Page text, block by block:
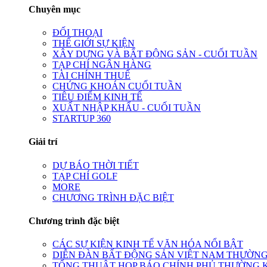
Chuyên mục
ĐỐI THOẠI
THẾ GIỚI SỰ KIỆN
XÂY DỰNG VÀ BẤT ĐỘNG SẢN - CUỐI TUẦN
TẠP CHÍ NGÂN HÀNG
TÀI CHÍNH THUẾ
CHỨNG KHOÁN CUỐI TUẦN
TIÊU ĐIỂM KINH TẾ
XUẤT NHẬP KHẨU - CUỐI TUẦN
STARTUP 360
Giải trí
DỰ BÁO THỜI TIẾT
TẠP CHÍ GOLF
MORE
CHƯƠNG TRÌNH ĐẶC BIỆT
Chương trình đặc biệt
CÁC SỰ KIỆN KINH TẾ VĂN HÓA NỔI BẬT
DIỄN ĐÀN BẤT ĐỘNG SẢN VIỆT NAM